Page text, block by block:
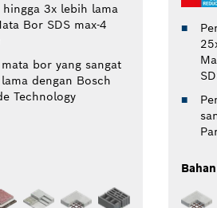
hingga 3x lebih lama
Bor SDS max-4
bor yang sangat
dengan Bosch
Technology
Bahan